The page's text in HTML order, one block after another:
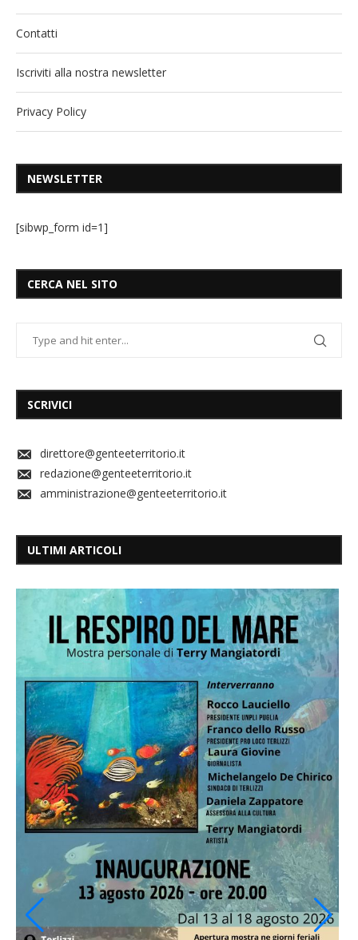
Contatti
Iscriviti alla nostra newsletter
Privacy Policy
NEWSLETTER
[sibwp_form id=1]
CERCA NEL SITO
SCRIVICI
direttore@genteeterritorio.it
redazione@genteeterritorio.it
amministrazione@genteeterritorio.it
ULTIMI ARTICOLI